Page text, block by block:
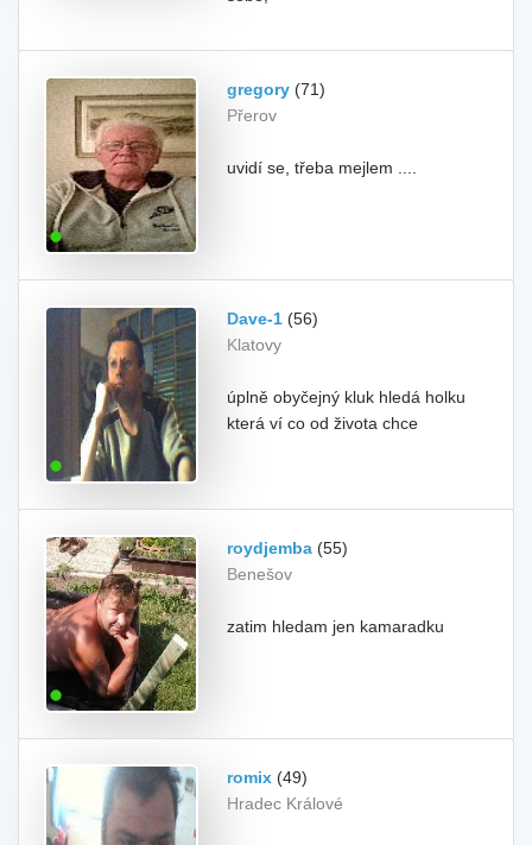
gregory (71)
Přerov
uvidí se, třeba mejlem ....
Dave-1 (56)
Klatovy
úplně obyčejný kluk hledá holku
která ví co od života chce
roydjemba (55)
Benešov
zatim hledam jen kamaradku
romix (49)
Hradec Králové